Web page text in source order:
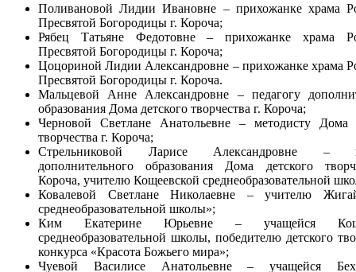
Поливановой Лидии Ивановне – прихожанке храма
Пресвятой Богородицы г. Короча;
Рябец Татьяне Федотовне – прихожанке храма
Пресвятой Богородицы г. Короча;
Цоцориной Лидии Александровне – прихожанке храма
Пресвятой Богородицы г. Короча.
Мальцевой Анне Александровне – педагогу
образования Дома детского творчества г. Короча;
Черновой Светлане Анатольевне – методисту Дома
творчества г. Короча;
Стрельниковой Ларисе Александровне –
дополнительного образования Дома детского
Короча, учителю Кощеевской среднеобразовательной
Ковалевой Светлане Николаевне – учителю
среднеобразовательной школы»;
Ким Екатерине Юрьевне – учащейся
среднеобразовательной школы, победителю детского
конкурса «Красота Божьего мира»;
Чуевой Василисе Анатольевне – учащейся